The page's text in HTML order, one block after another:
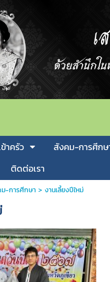
าครัว สังคม-การศีกษ
ติดต่อเรา
-การศีกษา> งานเลี้ยงปีใหม่